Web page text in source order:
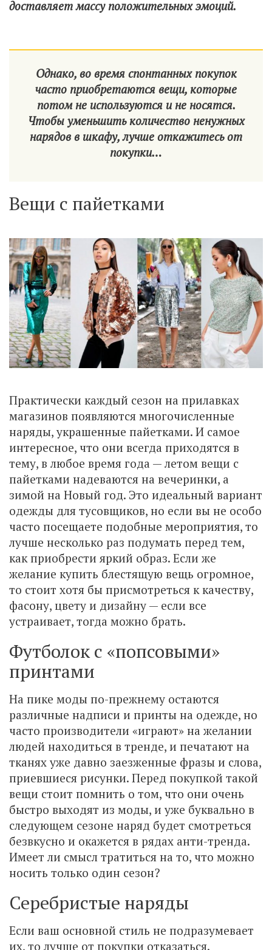
доставляет массу положительных эмоций.
Однако, во время спонтанных покупок
часто приобретаются вещи, которые
потом не используются и не носятся.
Чтобы уменьшить количество ненужных
нарядов в шкафу, лучше откажитесь от
покупки…
Вещи с пайетками
Практически каждый сезон на прилавках
магазинов появляются многочисленные
наряды, украшенные пайетками. И самое
интересное, что они всегда приходятся в
тему, в любое время года — летом вещи с
пайетками надеваются на вечеринки, а
зимой на Новый год. Это идеальный вариант
одежды для тусовщиков, но если вы не особо
часто посещаете подобные мероприятия, то
лучше несколько раз подумать перед тем,
как приобрести яркий образ. Если же
желание купить блестящую вещь огромное,
то стоит хотя бы присмотреться к качеству,
фасону, цвету и дизайну — если все
устраивает, тогда можно брать.
Футболок с «попсовыми»
принтами
На пике моды по-прежнему остаются
различные надписи и принты на одежде, но
часто производители «играют» на желании
людей находиться в тренде, и печатают на
тканях уже давно заезженные фразы и слова,
приевшиеся рисунки. Перед покупкой такой
вещи стоит помнить о том, что они очень
быстро выходят из моды, и уже буквально в
следующем сезоне наряд будет смотреться
безвкусно и окажется в рядах анти-тренда.
Имеет ли смысл тратиться на то, что можно
носить только один сезон?
Серебристые наряды
Если ваш основной стиль не подразумевает
их, то лучше от покупки отказаться.